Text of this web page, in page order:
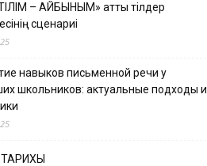
– АЙБЫНЫМ» атты тілдер
сценариі
навыков письменной речи у
школьников: актуальные подходы и